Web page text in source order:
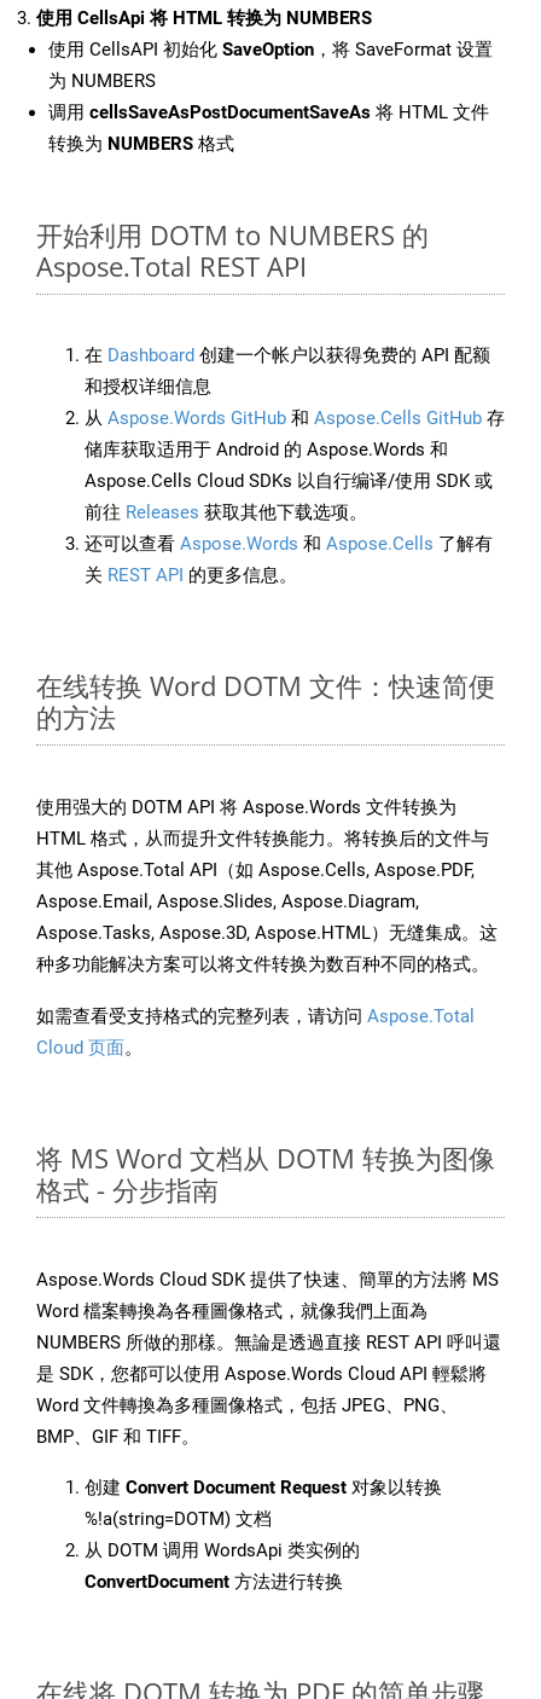
使用 CellsApi 将 HTML 转换为 NUMBERS
使用 CellsAPI 初始化 SaveOption ，将 SaveFormat 设置
为 NUMBERS
调用 cellsSaveAsPostDocumentSaveAs 将 HTML 文件
转换为 NUMBERS 格式
开始利用 DOTM to NUMBERS 的
Aspose.Total REST API
在 Dashboard 创建一个帐户以获得免费的 API 配额
和授权详细信息
从 Aspose.Words GitHub 和 Aspose.Cells GitHub 存
储库获取适用于 Android 的 Aspose.Words 和
Aspose.Cells Cloud SDKs 以自行编译/使用 SDK 或
前往 Releases 获取其他下载选项。
还可以查看 Aspose.Words 和 Aspose.Cells 了解有
关 REST API 的更多信息。
在线转换 Word DOTM 文件：快速简便
的方法
使用强大的 DOTM API 将 Aspose.Words 文件转换为
HTML 格式，从而提升文件转换能力。将转换后的文件与
其他 Aspose.Total API（如 Aspose.Cells, Aspose.PDF,
Aspose.Email, Aspose.Slides, Aspose.Diagram,
Aspose.Tasks, Aspose.3D, Aspose.HTML）无缝集成。这
种多功能解决方案可以将文件转换为数百种不同的格式。
如需查看受支持格式的完整列表，请访问 Aspose.Total
Cloud 页面。
将 MS Word 文档从 DOTM 转换为图像
格式 - 分步指南
Aspose.Words Cloud SDK 提供了快速、簡單的方法將 MS
Word 檔案轉換為各種圖像格式，就像我們上面為
NUMBERS 所做的那樣。無論是透過直接 REST API 呼叫還
是 SDK，您都可以使用 Aspose.Words Cloud API 輕鬆將
Word 文件轉換為多種圖像格式，包括 JPEG、PNG、
BMP、GIF 和 TIFF。
创建 Convert Document Request 对象以转换
%!a(string=DOTM) 文档
从 DOTM 调用 WordsApi 类实例的
ConvertDocument 方法进行转换